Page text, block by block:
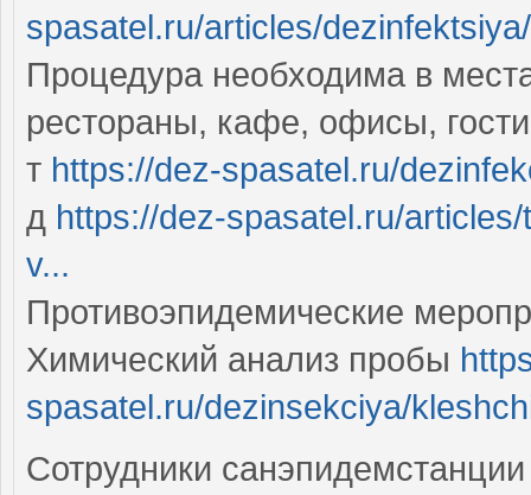
spasatel.ru/articles/
Процедура необходима в
рестораны, кафе, офисы,
т https://dez-spasatel.ru/
д https://dez-spasatel.ru/
v...
Противоэпидемические
Химический анализ пробы
spasatel.ru/dezinsekciya/
Сотрудники